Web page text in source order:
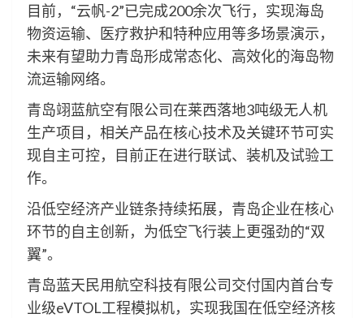
目前，“云帆-2”已完成200余次飞行，实现海岛
物资运输、医疗救护和特种应用等多场景演示，
未来有望助力青岛形成常态化、高效化的海岛物
流运输网络。
青岛翊蓝航空有限公司在莱西落地3吨级无人机
生产项目，相关产品在核心技术及关键环节可实
现自主可控，目前正在进行联试、装机及试验工
作。
沿低空经济产业链条持续拓展，青岛企业在核心
环节的自主创新，为低空飞行装上更强劲的“双
翼”。
青岛蓝天民用航空科技有限公司交付国内首台专
业级eVTOL工程模拟机，实现我国在低空经济核